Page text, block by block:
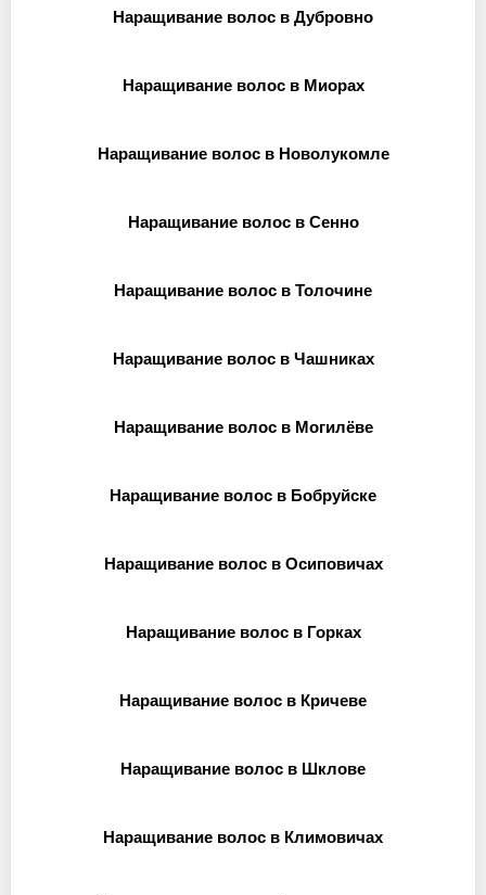
Наращивание волос в Дубровно
Наращивание волос в Миорах
Наращивание волос в Новолукомле
Наращивание волос в Сенно
Наращивание волос в Толочине
Наращивание волос в Чашниках
Наращивание волос в Могилёве
Наращивание волос в Бобруйске
Наращивание волос в Осиповичах
Наращивание волос в Горках
Наращивание волос в Кричеве
Наращивание волос в Шклове
Наращивание волос в Климовичах